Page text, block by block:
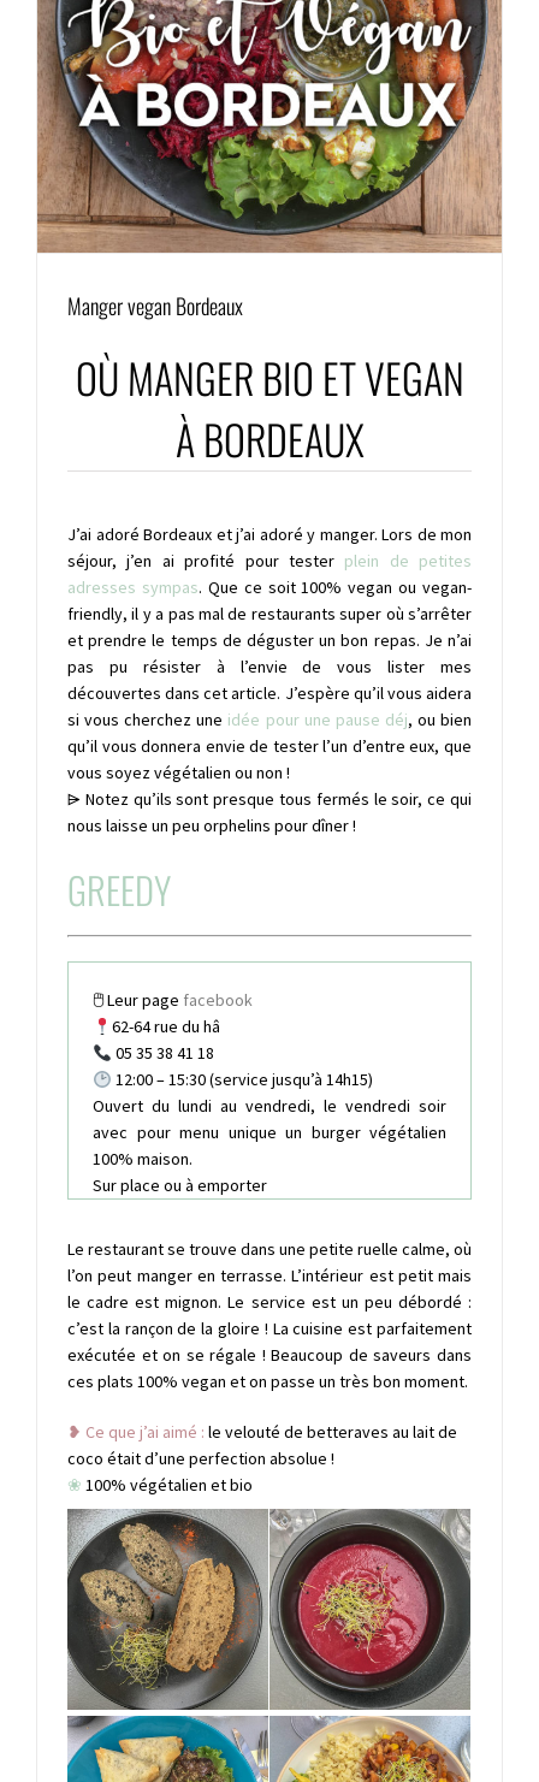
Manger vegan Bordeaux
OÙ MANGER BIO ET VEGAN
À BORDEAUX
J’ai adoré Bordeaux et j’ai adoré y manger. Lors de mon
séjour, j’en ai profité pour tester plein de petites
adresses sympas. Que ce soit 100% vegan ou vegan-
friendly, il y a pas mal de restaurants super où s’arrêter
et prendre le temps de déguster un bon repas. Je n’ai
pas pu résister à l’envie de vous lister mes
découvertes dans cet article. J’espère qu’il vous aidera
si vous cherchez une idée pour une pause déj, ou bien
qu’il vous donnera envie de tester l’un d’entre eux, que
vous soyez végétalien ou non !
⩥ Notez qu’ils sont presque tous fermés le soir, ce qui
nous laisse un peu orphelins pour dîner !
GREEDY
🖱 Leur page facebook
62-64 rue du hâ
05 35 38 41 18
12:00 – 15:30 (service jusqu’à 14h15)
Ouvert du lundi au vendredi, le vendredi soir
avec pour menu unique un burger végétalien
100% maison.
Sur place ou à emporter
Le restaurant se trouve dans une petite ruelle calme, où
l’on peut manger en terrasse. L’intérieur est petit mais
le cadre est mignon. Le service est un peu débordé :
c’est la rançon de la gloire ! La cuisine est parfaitement
exécutée et on se régale ! Beaucoup de saveurs dans
ces plats 100% vegan et on passe un très bon moment.
❥ Ce que j’ai aimé : le velouté de betteraves au lait de
coco était d’une perfection absolue !
❀ 100% végétalien et bio